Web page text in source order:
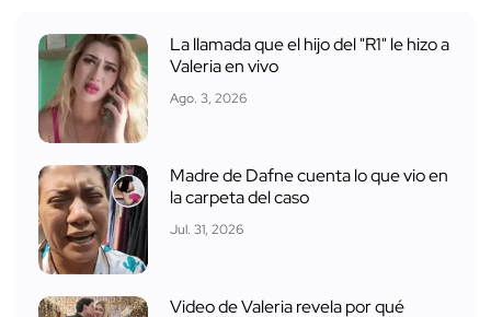
La llamada que el hijo del "R1" le hizo a
Valeria en vivo
Ago. 3, 2026
Madre de Dafne cuenta lo que vio en
la carpeta del caso
Jul. 31, 2026
Video de Valeria revela por qué